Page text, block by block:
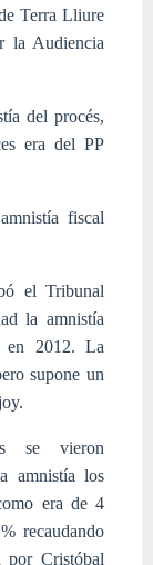
Terra Lliure
la Audiencia
del procés,
era del PP
fiscal
el Tribunal
la amnistía
en 2012. La
supone un
se vieron
amnistía los
era de 4
recaudando
Cristóbal